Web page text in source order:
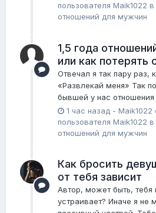
пользователя Maik1022 в
отношений для мужчин
1,5 года
или как потерять
Отвечал я так пару раз,
«Развлекай меня» Так
бывшей у нас отношения
1 час назад - Maik1022
пользователя Maik1022 в
отношений для мужчин
Как бросить
от тебя зависит
Автор, может быть, тебя
устраивает? Иначе я не